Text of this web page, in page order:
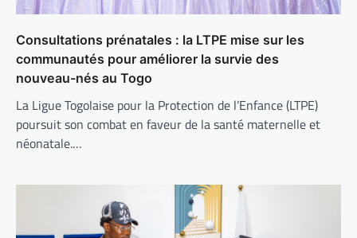
Consultations prénatales : la LTPE mise sur les
communautés pour améliorer la survie des
nouveau-nés au Togo
La Ligue Togolaise pour la Protection de l’Enfance (LTPE)
poursuit son combat en faveur de la santé maternelle et
néonatale.…